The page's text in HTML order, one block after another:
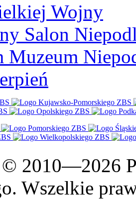
Wojny
Salon
Muzeum
2010—2026
Wszelkie